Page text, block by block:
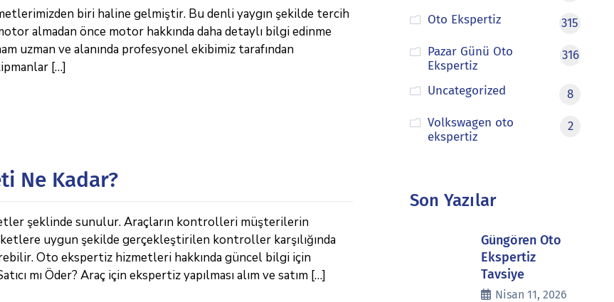
biri haline gelmiştir. Bu denli yaygın şekilde tercih
almadan önce motor hakkında daha detaylı bilgi edinme
uzman ve alanında profesyonel ekibimiz tarafından
[…]
Ne Kadar?
şeklinde sunulur. Araçların kontrolleri müşterilerin
uygun şekilde gerçekleştirilen kontroller karşılığında
Oto ekspertiz hizmetleri hakkında güncel bilgi için
mı Öder? Araç için ekspertiz yapılması alım ve satım […]
Oto Ekspertiz
315
Pazar Günü Oto
Ekspertiz
316
Uncategorized
8
Volkswagen oto
ekspertiz
2
Son Yazılar
Güngören Oto
Ekspertiz
Tavsiye
Nisan 11, 2026